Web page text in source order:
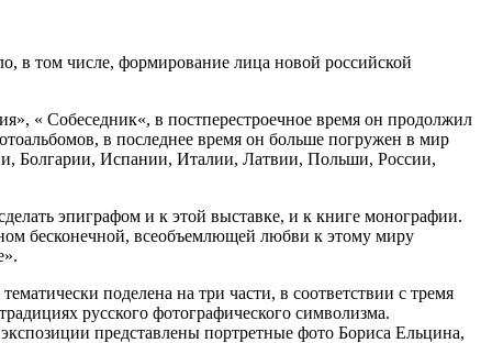
в том числе, формирование лица новой российской
« Собеседник«, в постперестроечное время он продолжил
в последнее время он больше погружен в мир
Болгарии, Испании, Италии, Латвии, Польши, России,
эпиграфом и к этой выставке, и к книге монографии.
бесконечной, всеобъемлющей любви к этому миру
поделена на три части, в соответствии с тремя
русского фотографического символизма.
представлены портретные фото Бориса Ельцина,